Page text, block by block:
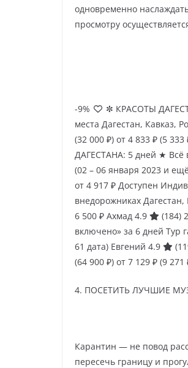
одновременно
просмотру
-9%
✼ КРАСОТЫ
места Дагестан, Кавказ,
(32 000 ₽) от 4 833 ₽ (5 333
ДАГЕСТАНА: 5 дней ★ Всё
(02 – 06 января 2023 и
от 4 917 ₽ Доступен
внедорожниках Дагестан,
6 500 ₽ Ахмад 4.9 (184)
включено» за 6 дней Тур
61 дата) Евгений 4.9
(64 900 ₽) от 7 129 ₽ (9 271
4. ПОСЕТИТЬ ЛУЧШИЕ
Карантин — не повод
пересечь границу и